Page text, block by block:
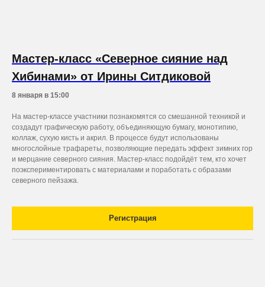
Мастер-класс «Северное сияние над
Хибинами» от Ирины Ситдиковой
8 января в 15:00
На мастер-классе участники познакомятся со смешанной техникой и
создадут графическую работу, объединяющую бумагу, монотипию,
коллаж, сухую кисть и акрил. В процессе будут использованы
многослойные трафареты, позволяющие передать эффект зимних гор
и мерцание северного сияния. Мастер-класс подойдёт тем, кто хочет
поэкспериментировать с материалами и поработать с образами
северного пейзажа.
Регистрация